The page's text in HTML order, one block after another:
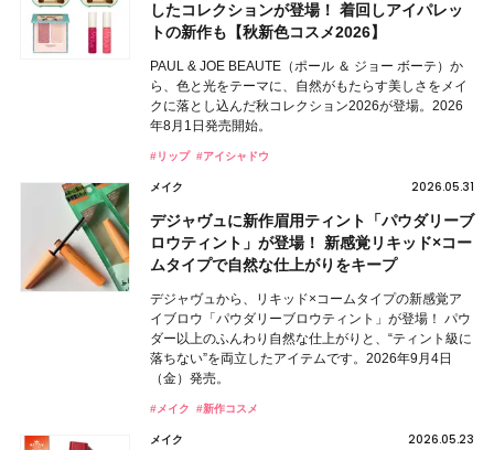
したコレクションが登場！ 着回しアイパレッ
トの新作も【秋新色コスメ2026】
PAUL & JOE BEAUTE（ポール ＆ ジョー ボーテ）か
ら、色と光をテーマに、自然がもたらす美しさをメイ
クに落とし込んだ秋コレクション2026が登場。2026
年8月1日発売開始。
#リップ #アイシャドウ
メイク 2026.05.31
デジャヴュに新作眉用ティント「パウダリーブ
ロウティント」が登場！ 新感覚リキッド×コー
ムタイプで自然な仕上がりをキープ
デジャヴュから、リキッド×コームタイプの新感覚ア
イブロウ「パウダリーブロウティント」が登場！ パウ
ダー以上のふんわり自然な仕上がりと、“ティント級に
落ちない”を両立したアイテムです。2026年9月4日
（金）発売。
#メイク #新作コスメ
メイク 2026.05.23